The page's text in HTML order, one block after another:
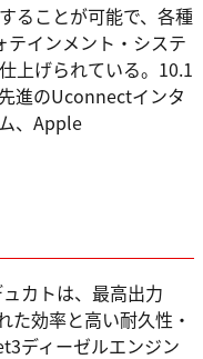
ることが可能で、各種
インメント・システ
上げられている。10.1
進のUconnectインタ
、Apple
カトは、最高出力
効率と高い耐久性・
ディーゼルエンジン